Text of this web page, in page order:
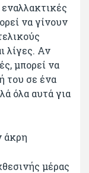
να γίνουν
λίγες. Αν
μπορεί να
του σε ένα
όλα αυτά για
άκρη
μέρας